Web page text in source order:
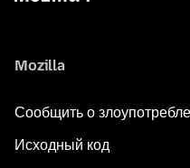
Mozilla
Сообщить о
Исходный код